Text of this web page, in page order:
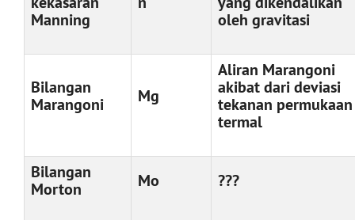
Manning
oleh gravitasi
Bilangan
Marangoni
Mg
Aliran Marangoni
akibat dari deviasi
tekanan permukaan
termal
Bilangan
Morton
Mo ???